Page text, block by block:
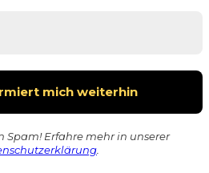
Spam! Erfahre mehr in unserer
.